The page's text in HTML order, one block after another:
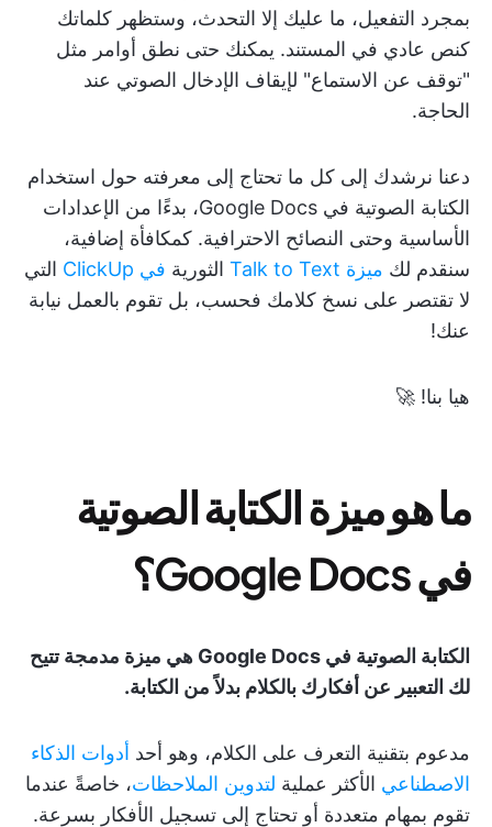
بمجرد التفعيل، ما عليك إلا التحدث، وستظهر كلماتك
كنص عادي في المستند. يمكنك حتى نطق أوامر مثل
"توقف عن الاستماع" لإيقاف الإدخال الصوتي عند
الحاجة.
دعنا نرشدك إلى كل ما تحتاج إلى معرفته حول استخدام
الكتابة الصوتية في Google Docs، بدءًا من الإعدادات
الأساسية وحتى النصائح الاحترافية. كمكافأة إضافية،
سنقدم لك ميزة Talk to Text الثورية في ClickUp
التي
لا تقتصر على نسخ كلامك فحسب، بل تقوم بالعمل نيابة
عنك!
هيا بنا! 🚀
ما هو ميزة الكتابة الصوتية
في Google Docs؟
الكتابة الصوتية في Google Docs هي ميزة مدمجة تتيح
لك التعبير عن أفكارك بالكلام بدلاً من الكتابة.
مدعوم بتقنية التعرف على الكلام، وهو أحد أدوات الذكاء
الاصطناعي الأكثر عملية لتدوين الملاحظات، خاصةً عندما
تقوم بمهام متعددة أو تحتاج إلى تسجيل الأفكار بسرعة.